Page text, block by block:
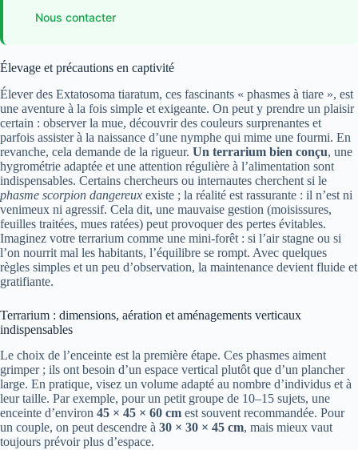
Nous contacter
Élevage et précautions en captivité
Élever des Extatosoma tiaratum, ces fascinants « phasmes à tiare », est
une aventure à la fois simple et exigeante. On peut y prendre un plaisir
certain : observer la mue, découvrir des couleurs surprenantes et
parfois assister à la naissance d’une nymphe qui mime une fourmi. En
revanche, cela demande de la rigueur. Un terrarium bien conçu, une
hygrométrie adaptée et une attention régulière à l’alimentation sont
indispensables. Certains chercheurs ou internautes cherchent si le
phasme scorpion dangereux existe ; la réalité est rassurante : il n’est ni
venimeux ni agressif. Cela dit, une mauvaise gestion (moisissures,
feuilles traitées, mues ratées) peut provoquer des pertes évitables.
Imaginez votre terrarium comme une mini-forêt : si l’air stagne ou si
l’on nourrit mal les habitants, l’équilibre se rompt. Avec quelques
règles simples et un peu d’observation, la maintenance devient fluide et
gratifiante.
Terrarium : dimensions, aération et aménagements verticaux
indispensables
Le choix de l’enceinte est la première étape. Ces phasmes aiment
grimper ; ils ont besoin d’un espace vertical plutôt que d’un plancher
large. En pratique, visez un volume adapté au nombre d’individus et à
leur taille. Par exemple, pour un petit groupe de 10–15 sujets, une
enceinte d’environ 45 × 45 × 60 cm est souvent recommandée. Pour
un couple, on peut descendre à 30 × 30 × 45 cm, mais mieux vaut
toujours prévoir plus d’espace.